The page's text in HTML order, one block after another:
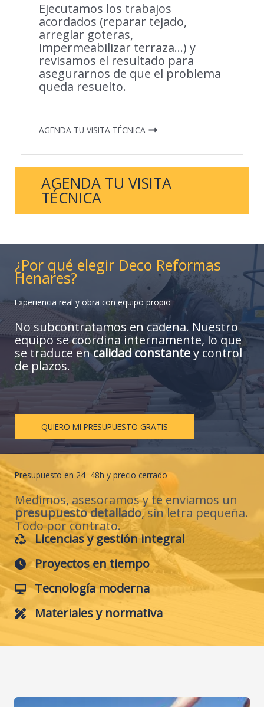
Ejecutamos los trabajos
acordados (reparar tejado,
arreglar goteras,
impermeabilizar terraza…) y
revisamos el resultado para
asegurarnos de que el problema
queda resuelto.
AGENDA TU VISITA TÉCNICA
AGENDA TU VISITA
TÉCNICA
¿Por qué elegir Deco Reformas
Henares?
Experiencia real y obra con equipo propio
No subcontratamos en cadena. Nuestro
equipo se coordina internamente, lo que
se traduce encalidad constantey control
de plazos.
QUIERO MI PRESUPUESTO GRATIS
Presupuesto en 24–48h y precio cerrado
Medimos, asesoramos y te enviamos un
presupuesto detallado, sin letra pequeña.
Todo por contrato.
Licencias y gestión integral
Proyectos en tiempo
Tecnología moderna
Materiales y normativa